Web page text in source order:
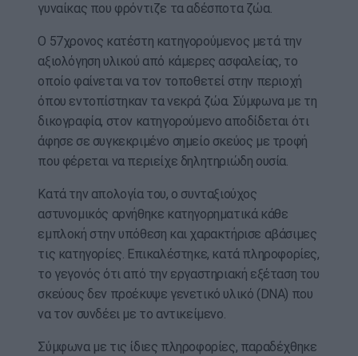
γυναίκας που φρόντιζε τα αδέσποτα ζώα.
Ο 57χρονος κατέστη κατηγορούμενος μετά την
αξιολόγηση υλικού από κάμερες ασφαλείας, το
οποίο φαίνεται να τον τοποθετεί στην περιοχή
όπου εντοπίστηκαν τα νεκρά ζώα. Σύμφωνα με τη
δικογραφία, στον κατηγορούμενο αποδίδεται ότι
άφησε σε συγκεκριμένο σημείο σκεύος με τροφή
που φέρεται να περιείχε δηλητηριώδη ουσία.
Κατά την απολογία του, ο συνταξιούχος
αστυνομικός αρνήθηκε κατηγορηματικά κάθε
εμπλοκή στην υπόθεση και χαρακτήρισε αβάσιμες
τις κατηγορίες. Επικαλέστηκε, κατά πληροφορίες,
το γεγονός ότι από την εργαστηριακή εξέταση του
σκεύους δεν προέκυψε γενετικό υλικό (DNA) που
να τον συνδέει με το αντικείμενο.
Σύμφωνα με τις ίδιες πληροφορίες, παραδέχθηκε